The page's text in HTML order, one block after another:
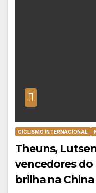
CICLISMO INTERNACIONAL
Theuns,
vencedores do
brilha na China